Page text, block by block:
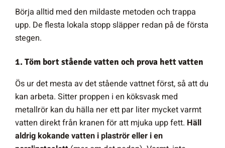
Börja alltid med den mildaste metoden och trappa
upp. De flesta lokala stopp släpper redan på de första
stegen.
1. Töm bort stående vatten och prova hett vatten
Ös ur det mesta av det stående vattnet först, så att du
kan arbeta. Sitter proppen i en köksvask med
metallrör kan du hälla ner ett par liter mycket varmt
vatten direkt från kranen för att mjuka upp fett. Häll
aldrig kokande vatten i plaströr eller i en